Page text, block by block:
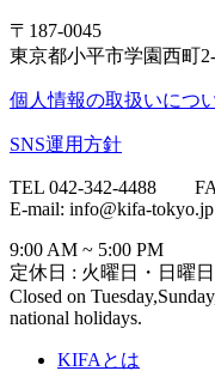
〒187-0045
東京都小平市学園西町
個人情報の取扱いにつ
SNS運用方針
TEL 042-342-4488
E-mail: info@kifa-tokyo.jp
9:00 AM ~ 5:00 PM
定休日 : 火曜日・日曜
Closed on
national holidays.
KIFAとは